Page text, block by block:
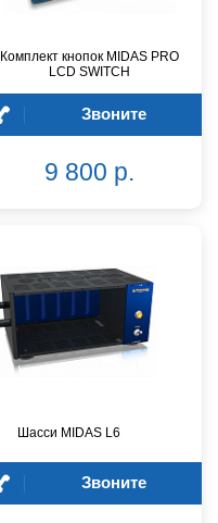
Комплект кнопок MIDAS PRO
LCD SWITCH
Звоните
9 800 р.
Шасси MIDAS L6
Звоните